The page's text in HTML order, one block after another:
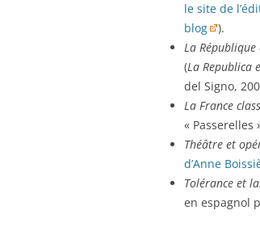
le site de
blog
).
La
(La Republica
del Signo,
La France
« Passerelles
Théâtre et
d’Anne
Tolérance et
en espagnol